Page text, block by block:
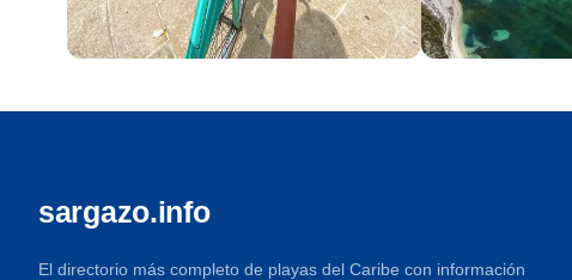
18 playas 18 playas
sargazo.info
El directorio más completo de playas del Caribe con información